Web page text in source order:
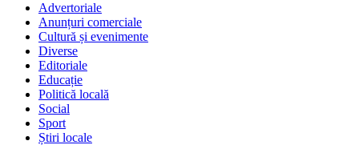
Advertoriale
Anunțuri comerciale
Cultură și evenimente
Diverse
Editoriale
Educație
Politică locală
Social
Sport
Știri locale